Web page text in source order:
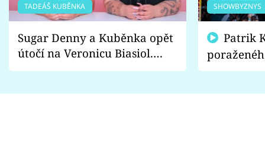
TADEÁŠ KUBĚNKA
Sugar Denny a Kuběnka opět
útočí na Veronicu Biasiol.
Proč je podle nich falešná a
SHOWBYZNYS
fanoušci